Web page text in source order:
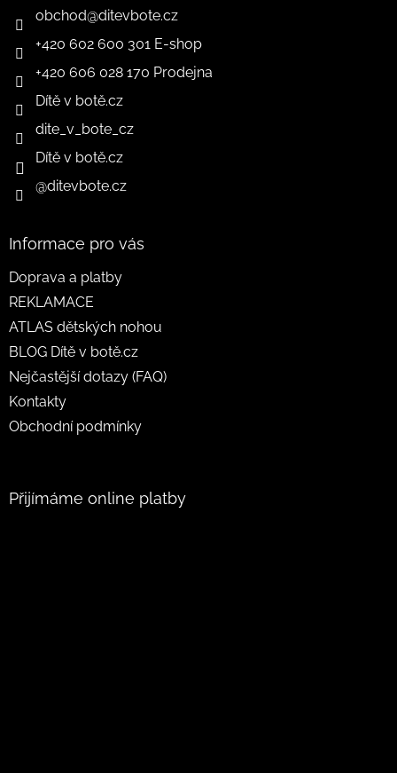
obchod@ditevbote.cz
+420 602 600 301 E-shop
+420 606 028 170 Prodejna
Dítě v botě.cz
dite_v_bote_cz
Dítě v botě.cz
@ditevbote.cz
Informace pro vás
Doprava a platby
REKLAMACE
ATLAS dětských nohou
BLOG Dítě v botě.cz
Nejčastější dotazy (FAQ)
Kontakty
Obchodní podmínky
Přijímáme online platby